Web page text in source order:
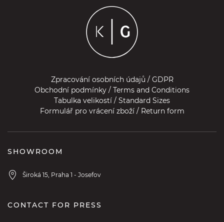
Zpracování osobních údajů / GDPR
Obchodní podmínky / Terms and Conditions
Tabulka velikostí / Standard Sizes
Formulář pro vrácení zboží / Return form
SHOWROOM
Široká 15, Praha 1 - Josefov
CONTACT FOR PRESS